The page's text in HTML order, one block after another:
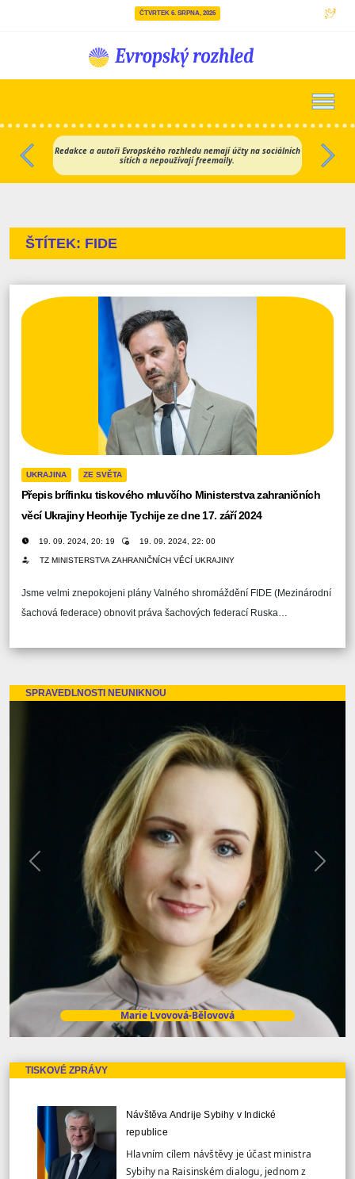
ČTVRTEK 6. SRPNA, 2026
Předchozí
Redakce a autoři Evropského rozhledu nemají účty na sociálních
sítích a nepoužívají freemaily.
ŠTÍTEK: FIDE
UKRAJINA ZE SVĚTA
Přepis brífinku tiskového mluvčího Ministerstva zahraničních
věcí Ukrajiny Heorhije Tychije ze dne 17. září 2024
19. 09. 2024, 20: 19 19. 09. 2024, 22: 00
TZ MINISTERSTVA ZAHRANIČNÍCH VĚCÍ UKRAJINY
Jsme velmi znepokojeni plány Valného shromáždění FIDE (Mezinárodní
šachová federace) obnovit práva šachových federací Ruska…
Předchozí
SPRAVEDLNOSTI NEUNIKNOU
Marie Lvovová-Bělovová
Další
TISKOVÉ ZPRÁVY
Návštěva Andrije Sybihy v Indické
republice
Hlavním cílem návštěvy je účast ministra
Sybihy na Raisinském dialogu, jednom z